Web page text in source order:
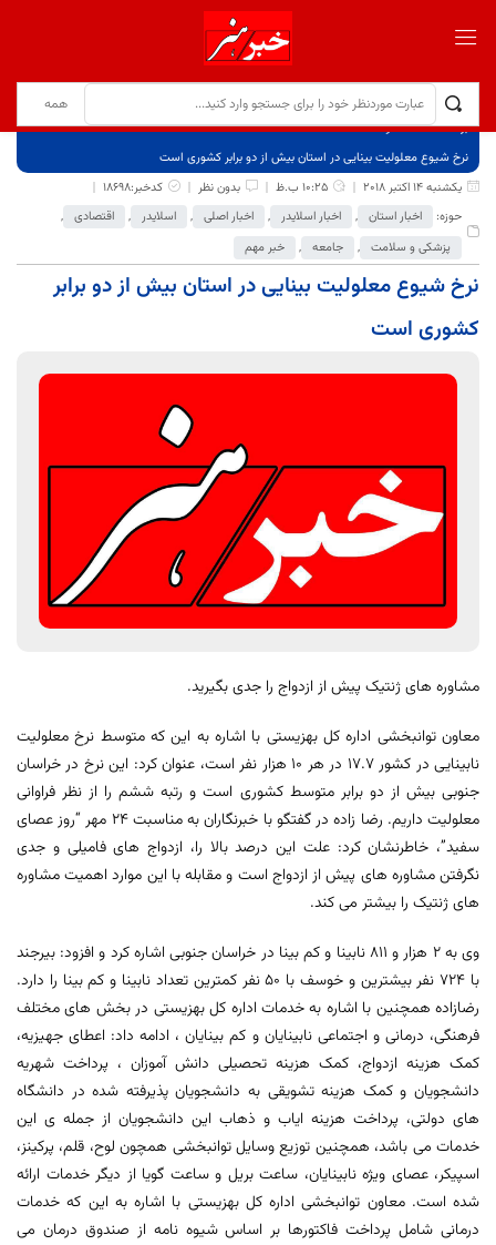
برگ نخست
نوشته‌ها
نرخ شیوع معلولیت بینایی در استان بیش از دو برابر کشوری است
یکشنبه 14 اکتبر 2018
10:25 ب.ظ بدون نظر
کدخبر:18698
حوزه:
اخبار استان , اخبار اسلایدر , اخبار اصلی , اسلایدر , اقتصادی ,
پزشکی و سلامت , جامعه , خبر مهم
نرخ شیوع معلولیت بینایی در استان بیش از دو برابر
کشوری است
مشاوره های ژنتیک پیش از ازدواج را جدی بگیرید.
معاون توانبخشی اداره کل بهزیستی با اشاره به این که متوسط نرخ معلولیت
نابینایی در کشور 17.7 در هر 10 هزار نفر است، عنوان کرد: این نرخ در خراسان
جنوبی بیش از دو برابر متوسط کشوری است و رتبه ششم را از نظر فراوانی
معلولیت داریم. رضا زاده در گفتگو با خبرنگاران به مناسبت 24 مهر “روز عصای
سفید”، خاطرنشان کرد: علت این درصد بالا را، ازدواج های فامیلی و جدی
نگرفتن مشاوره های پیش از ازدواج است و مقابله با این موارد اهمیت مشاوره
های ژنتیک را بیشتر می کند.
وی به 2 هزار و 811 نابینا و کم بینا در خراسان جنوبی اشاره کرد و افزود: بیرجند
با 724 نفر بیشترین و خوسف با 50 نفر کمترین تعداد نابینا و کم بینا را دارد.
رضازاده همچنین با اشاره به خدمات اداره کل بهزیستی در بخش های مختلف
فرهنگی، درمانی و اجتماعی نابینایان و کم بینایان ، ادامه داد: اعطای جهیزیه،
کمک هزینه ازدواج، کمک هزینه تحصیلی دانش آموزان ، پرداخت شهریه
دانشجویان و کمک هزینه تشویقی به دانشجویان پذیرفته شده در دانشگاه
های دولتی، پرداخت هزینه ایاب و ذهاب این دانشجویان از جمله ی این
خدمات می باشد، همچنین توزیع وسایل توانبخشی همچون لوح، قلم، پرکینز،
اسپیکر، عصای ویژه نابینایان، ساعت بریل و ساعت گویا از دیگر خدمات ارائه
شده است. معاون توانبخشی اداره کل بهزیستی با اشاره به این که خدمات
درمانی شامل پرداخت فاکتورها بر اساس شیوه نامه از صندوق درمان می